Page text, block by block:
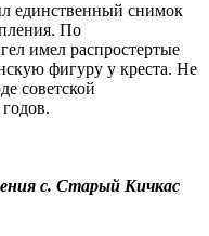
единственный снимок
По
имел распростертые
фигуру у креста. Не
советской
с. Старый Кичкас